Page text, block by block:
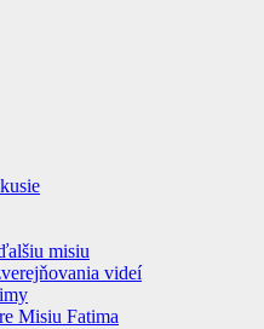
misiu
videí
Misiu Fatima